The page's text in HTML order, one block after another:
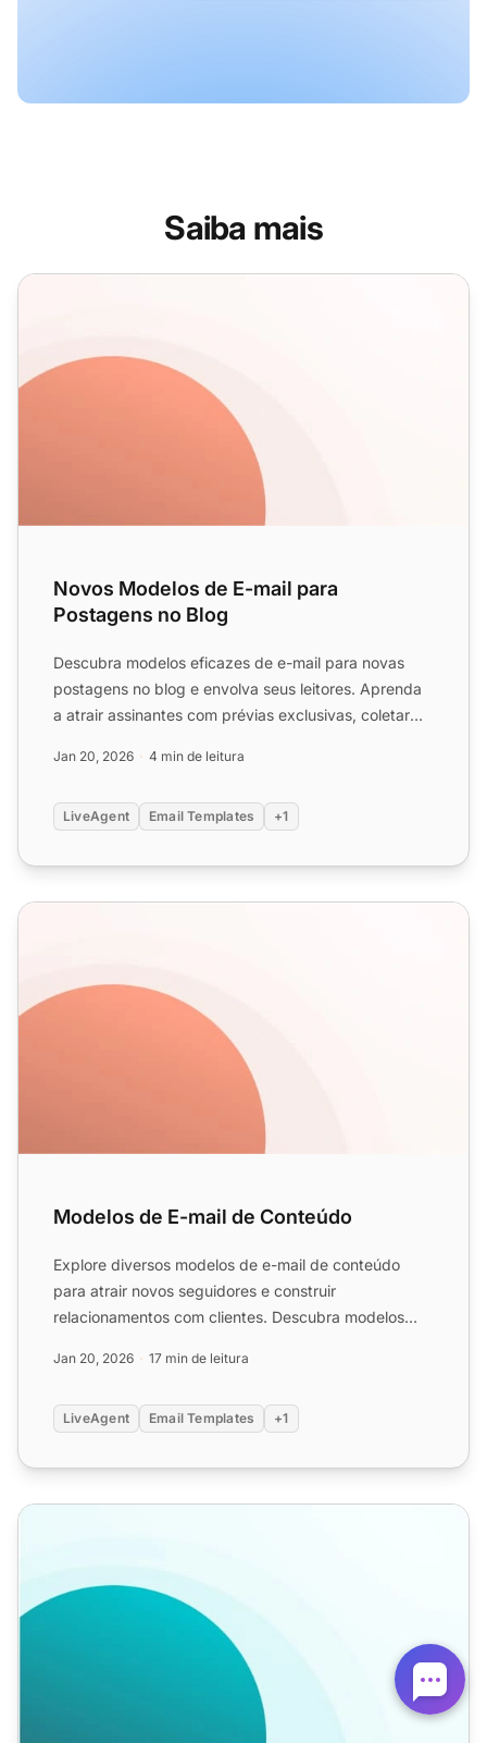
Saiba mais
Novos Modelos de E-mail para Postagens no Blog
Novos Modelos de E-mail para
Postagens no Blog
Descubra modelos eficazes de e-mail para novas
postagens no blog e envolva seus leitores. Aprenda
a atrair assinantes com prévias exclusivas, coletar
Jan 20, 2026 4 min de leitura
LiveAgent Email Templates +1
Modelos de E-mail de Conteúdo
Modelos de E-mail de Conteúdo
Explore diversos modelos de e-mail de conteúdo
para atrair novos seguidores e construir
relacionamentos com clientes. Descubra modelos
Jan 20, 2026 17 min de leitura
LiveAgent Email Templates +1
Modelos de Email de Boas-vindas